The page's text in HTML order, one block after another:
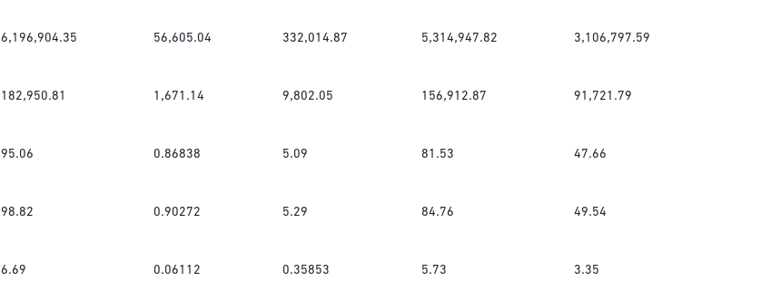
6,196,904.35 56,605.04 332,014.87 5,314,947.82 3,106,797.59
182,950.81 1,671.14 9,802.05 156,912.87 91,721.79
95.06 0.86838 5.09 81.53 47.66
98.82 0.90272 5.29 84.76 49.54
6.69 0.06112 0.35853 5.73 3.35